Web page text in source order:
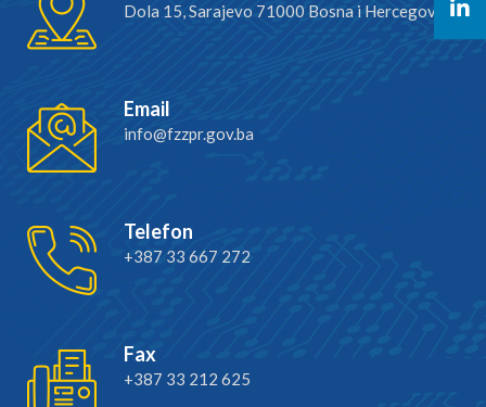
Dola 15, Sarajevo 71000 Bosna i Hercegovina
Email
info@fzzpr.gov.ba
Telefon
+387 33 667 272
Fax
+387 33 212 625